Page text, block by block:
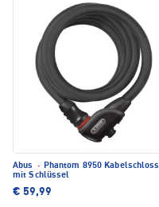
Abus ·
Phantom 8950 Kabelschloss
mit Schlüssel
€ 59,99